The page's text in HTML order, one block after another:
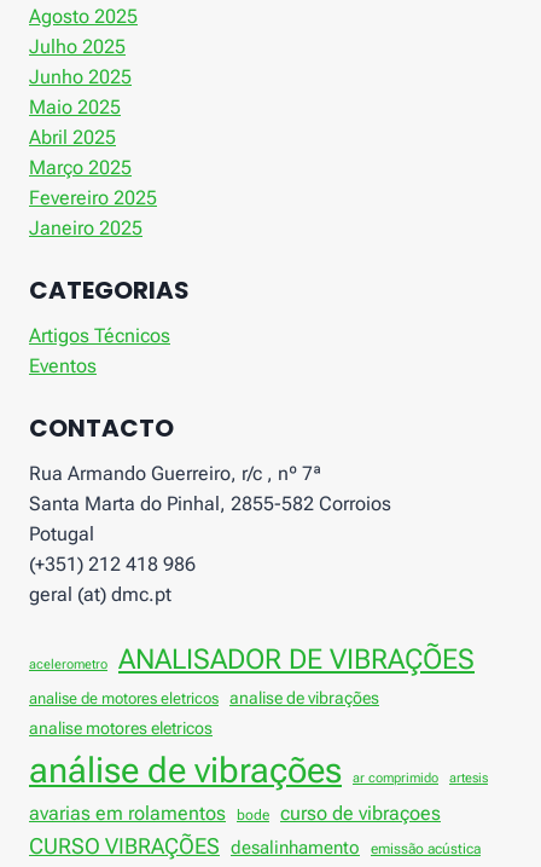
Agosto 2025
Julho 2025
Junho 2025
Maio 2025
Abril 2025
Março 2025
Fevereiro 2025
Janeiro 2025
CATEGORIAS
Artigos Técnicos
Eventos
CONTACTO
Rua Armando Guerreiro, r/c , nº 7ª
Santa Marta do Pinhal, 2855-582 Corroios
Potugal
(+351) 212 418 986
geral (at) dmc.pt
acelerometro ANALISADOR DE VIBRAÇÕES
analise de motores eletricos analise de vibrações
analise motores eletricos
análise de vibrações ar comprimido artesis
avarias em rolamentos bode curso de vibraçoes
CURSO VIBRAÇÕES desalinhamento emissão acústica